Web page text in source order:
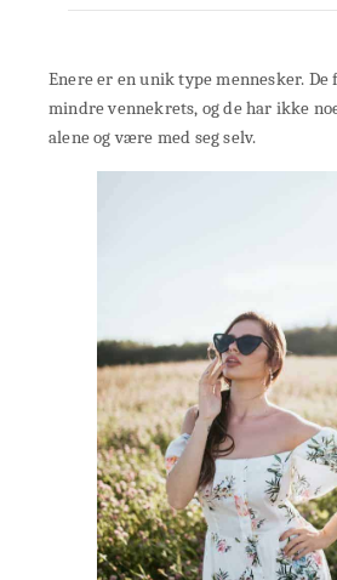
Enere er en unik type mennesker.
mindre vennekrets, og de har ikke
alene og være med seg selv.